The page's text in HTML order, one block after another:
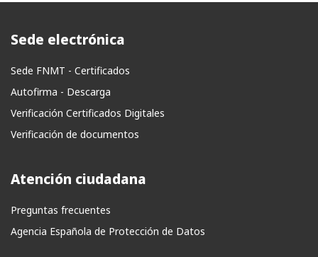
Sede electrónica
Sede FNMT - Certificados
Autofirma - Descarga
Verificación Certificados Digitales
Verificación de documentos
Atención ciudadana
Preguntas frecuentes
Agencia Española de Protección de Datos